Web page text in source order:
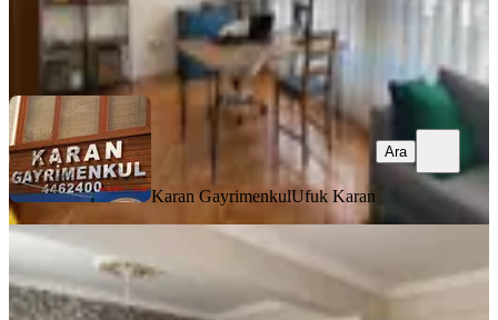
Karan Gayrimenkul Ufuk Karan
Karan GayrimenkulUfuk Karan
Ara
YENİ
Tunalıya 10 Dakika Merkezi
Lokasyon 3+1 120 M2 Yatırımlık
Fırsat